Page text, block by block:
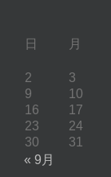
日 月
2
3
9
10
16
17
23
24
30
31
« 9月